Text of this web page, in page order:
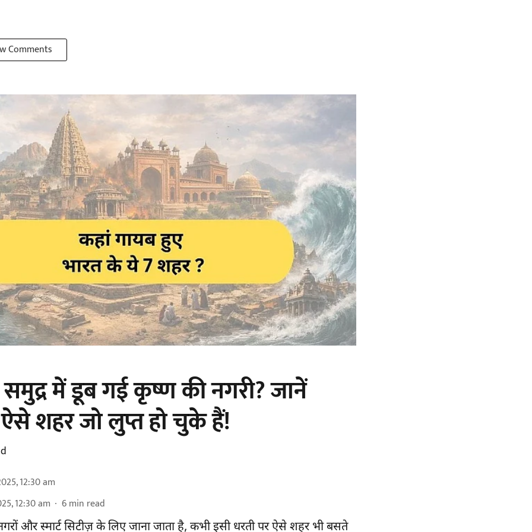
Comments
में डूब गई कृष्ण की नगरी? जानें
शहर जो लुप्त हो चुके हैं!
12:30 am
12:30 am
6min read
और स्मार्ट सिटीज़ के लिए जाना जाता है, कभी इसी धरती पर ऐसे शहर भी बसते